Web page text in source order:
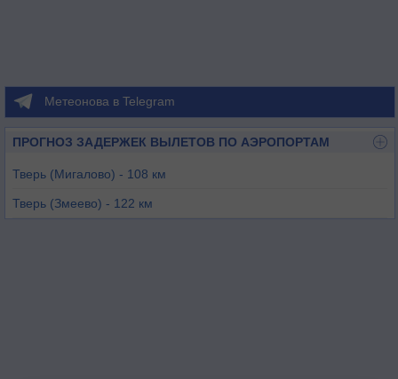
Метеонова в Telegram
ПРОГНОЗ ЗАДЕРЖЕК ВЫЛЕТОВ ПО АЭРОПОРТАМ
Тверь (Мигалово) - 108 км
Тверь (Змеево) - 122 км